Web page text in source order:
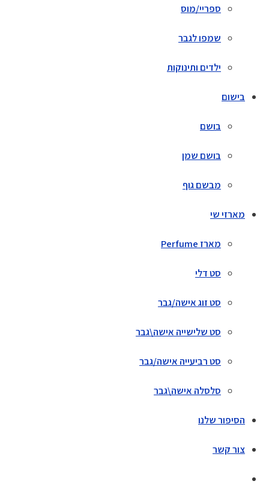
ספריי/מוס
שמפו לגבר
ילדים ותינוקות
בישום
בושם
בושם שמן
מבשם גוף
מארזי שי
מארז Perfume
סט דלי
סט זוג אישה/גבר
סט שלישייה אישה\גבר
סט רביעייה אישה/גבר
סלסלה אישה\גבר
הסיפור שלנו
צור קשר